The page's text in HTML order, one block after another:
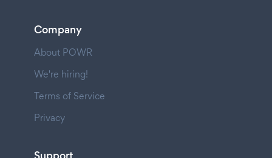
Company
About POWR
We're hiring!
Terms of Service
Privacy